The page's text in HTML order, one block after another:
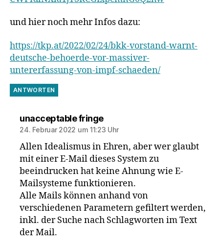
und hier noch mehr Infos dazu:
https://tkp.at/2022/02/24/bkk-vorstand-warnt-
deutsche-behoerde-vor-massiver-
untererfassung-von-impf-schaeden/
ANTWORTEN
unacceptable fringesagt:
24. Februar 2022 um 11:23 Uhr
Allen Idealismus in Ehren, aber wer glaubt
mit einer E-Mail dieses System zu
beeindrucken hat keine Ahnung wie E-
Mailsysteme funktionieren.
Alle Mails können anhand von
verschiedenen Parametern gefiltert werden,
inkl. der Suche nach Schlagworten im Text
der Mail.